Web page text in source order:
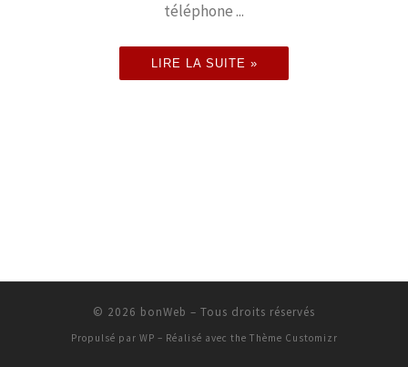
téléphone ...
LIRE LA SUITE »
© 2026 bonWeb – Tous droits réservés
Propulsé par WP – Réalisé avec the Thème Customizr